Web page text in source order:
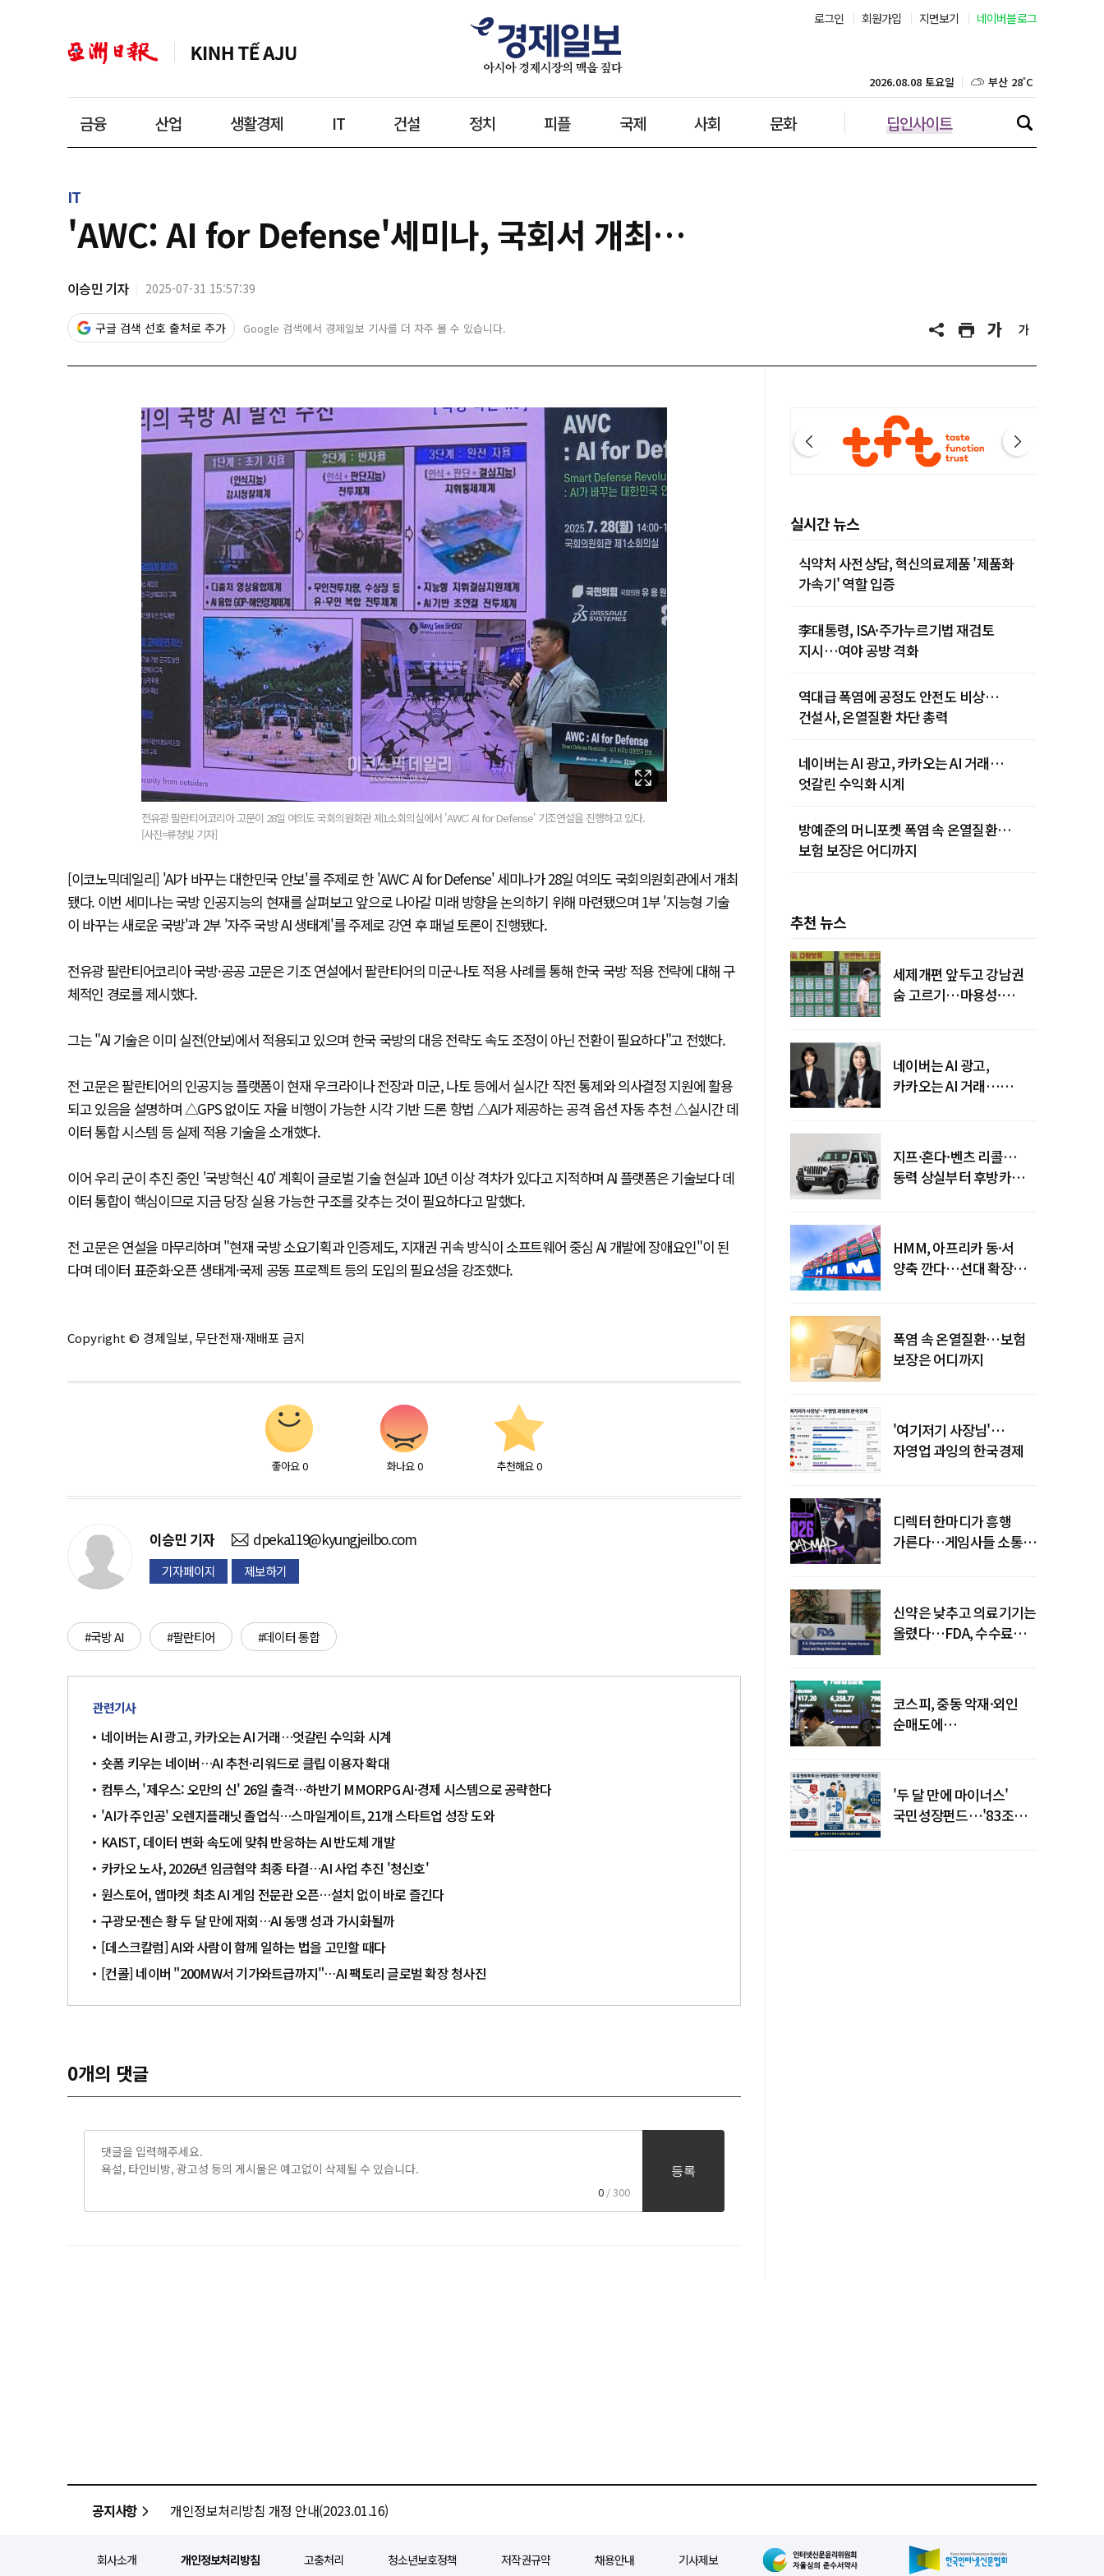
로그인 회원가입 지면보기 네이버블로그
금융 산업 생활경제 IT 건설 정치 피플 국제 사회 문화 딥인사이트
2026.08.08 토요일 대구 28˚C
인천 28˚C
제주 29˚C
IT
'AWC: AI for Defense'세미나, 국회서 개최…
이승민 기자 2025-07-31 15:57:39
구글 검색 선호 출처로 추가 Google 검색에서 경제일보 기사를 더 자주 볼 수 있습니다.
전유광 팔란티어코리아 고문이 28일 여의도 국회의원회관 제1소회의실에서 'AWC: AI for Defense' 기조연설을 진행하고 있다.
[사진=류청빛 기자]
[이코노믹데일리] 'AI가 바꾸는 대한민국 안보'를 주제로 한 'AWC: AI for Defense' 세미나가 28일 여의도 국회의원회관에서 개최
됐다. 이번 세미나는 국방 인공지능의 현재를 살펴보고 앞으로 나아갈 미래 방향을 논의하기 위해 마련됐으며 1부 '지능형 기술
이 바꾸는 새로운 국방'과 2부 '자주 국방 AI 생태계'를 주제로 강연 후 패널 토론이 진행됐다.
전유광 팔란티어코리아 국방·공공 고문은 기조 연설에서 팔란티어의 미군·나토 적용 사례를 통해 한국 국방 적용 전략에 대해 구
체적인 경로를 제시했다.
그는 "AI 기술은 이미 실전(안보)에서 적용되고 있으며 한국 국방의 대응 전략도 속도 조정이 아닌 전환이 필요하다"고 전했다.
전 고문은 팔란티어의 인공지능 플랫폼이 현재 우크라이나 전장과 미군, 나토 등에서 실시간 작전 통제와 의사결정 지원에 활용
되고 있음을 설명하며 △GPS 없이도 자율 비행이 가능한 시각 기반 드론 항법 △AI가 제공하는 공격 옵션 자동 추천 △실시간 데
이터 통합 시스템 등 실제 적용 기술을 소개했다.
이어 우리 군이 추진 중인 '국방혁신 4.0' 계획이 글로벌 기술 현실과 10년 이상 격차가 있다고 지적하며 AI 플랫폼은 기술보다 데
이터 통합이 핵심이므로 지금 당장 실용 가능한 구조를 갖추는 것이 필요하다고 말했다.
전 고문은 연설을 마무리하며 "현재 국방 소요기획과 인증제도, 지재권 귀속 방식이 소프트웨어 중심 AI 개발에 장애요인"이 된
다며 데이터 표준화·오픈 생태계·국제 공동 프로젝트 등의 도입의 필요성을 강조했다.
Copyright © 경제일보, 무단전재·재배포 금지
좋아요 0 화나요 0 추천해요 0
이승민 기자 dpeka119@kyungjeilbo.com
기자페이지 제보하기
#국방 AI #팔란티어 #데이터 통합
관련기사
네이버는 AI 광고, 카카오는 AI 거래…엇갈린 수익화 시계
숏폼 키우는 네이버…AI 추천·리워드로 클립 이용자 확대
컴투스, '제우스: 오만의 신' 26일 출격…하반기 MMORPG AI·경제 시스템으로 공략한다
'AI가 주인공' 오렌지플래닛 졸업식…스마일게이트, 21개 스타트업 성장 도와
KAIST, 데이터 변화 속도에 맞춰 반응하는 AI 반도체 개발
카카오 노사, 2026년 임금협약 최종 타결…AI 사업 추진 '청신호'
원스토어, 앱마켓 최초 AI 게임 전문관 오픈…설치 없이 바로 즐긴다
구광모·젠슨 황 두 달 만에 재회…AI 동맹 성과 가시화될까
[데스크칼럼] AI와 사람이 함께 일하는 법을 고민할 때다
[컨콜] 네이버 "200MW서 기가와트급까지"…AI 팩토리 글로벌 확장 청사진
0개의 댓글
0 / 300
등록
실시간 뉴스
식약처 사전상담, 혁신의료제품 '제품화
가속기' 역할 입증
李대통령, ISA·주가누르기법 재검토
지시…여야 공방 격화
역대급 폭염에 공정도 안전도 비상…
건설사, 온열질환 차단 총력
네이버는 AI 광고, 카카오는 AI 거래…
엇갈린 수익화 시계
방예준의 머니포켓 폭염 속 온열질환…
보험 보장은 어디까지
추천 뉴스
세제개편 앞두고 강남권
숨 고르기…마용성·
네이버는 AI 광고,
카카오는 AI 거래…
지프·혼다·벤츠 리콜…
동력 상실부터 후방카메라
HMM, 아프리카 동·서
양축 깐다…선대 확장
폭염 속 온열질환…보험
보장은 어디까지
'여기저기 사장님'…
자영업 과잉의 한국경제
디렉터 한마디가 흥행
가른다…게임사들 소통
신약은 낮추고 의료기기는
올렸다…FDA, 수수료
코스피, 중동 악재·외인
순매도에
'두 달 만에 마이너스'
국민성장펀드…'83조
공지사항 개인정보처리방침 개정 안내(2023.01.16)
회사소개 개인정보처리방침 고충처리 청소년보호정책 저작권규약 채용안내 기사제보